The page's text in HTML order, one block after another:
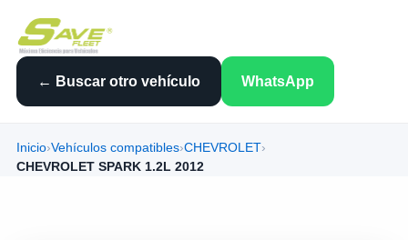
← Buscar otro vehículo WhatsApp
Inicio›Vehículos compatibles›CHEVROLET›
CHEVROLET SPARK 1.2L 2012